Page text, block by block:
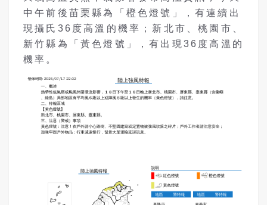
中午前後苗栗縣為「橙色燈號」，有連續出
現攝氏36度高溫的機率；新北市、桃園市、
新竹縣為「黃色燈號」，有出現36度高溫的
機率。